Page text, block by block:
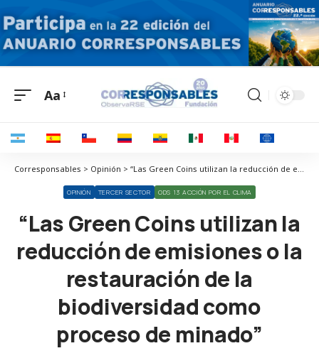
Aa
Corresponsables > Opinión > “Las Green Coins utilizan la reducción de emisiones o la restauración de la biodiversidad como proceso de minado”
OPINIÓN TERCER SECTOR ODS 13 ACCIÓN POR EL CLIMA
“Las Green Coins utilizan la
reducción de emisiones o la
restauración de la
biodiversidad como
proceso de minado”